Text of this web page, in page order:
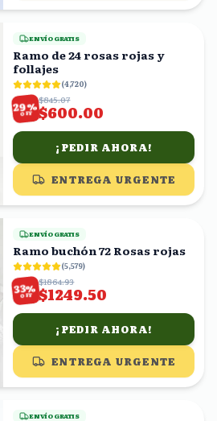
ENVÍO GRATIS
Ramo de 24 rosas rojas y
follajes
(4,720)
29%
OFF
$845.07
$600.00
¡PEDIR AHORA!
ENTREGA URGENTE
ENVÍO GRATIS
Ramo buchón 72 Rosas rojas
(5,579)
33%
OFF
$1864.93
$1249.50
¡PEDIR AHORA!
ENTREGA URGENTE
ENVÍO GRATIS